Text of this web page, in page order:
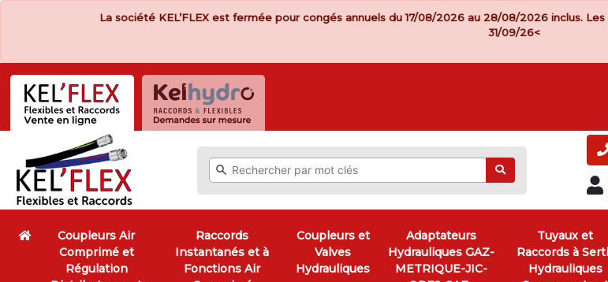
La société KEL’FLEX est fermée pour congés annuels du 17/08/2026 au 28/08/2026 inclus.
31/09/26<
Ok
Coupleurs Air
Comprimé et
Régulation
Raccords
Instantanés et à
Fonctions Air
Coupleurs et
Valves
Hydrauliques
Adaptateurs
Hydrauliques GAZ-
METRIQUE-JIC-
Tuyaux et
Raccords à
Hydrauliques